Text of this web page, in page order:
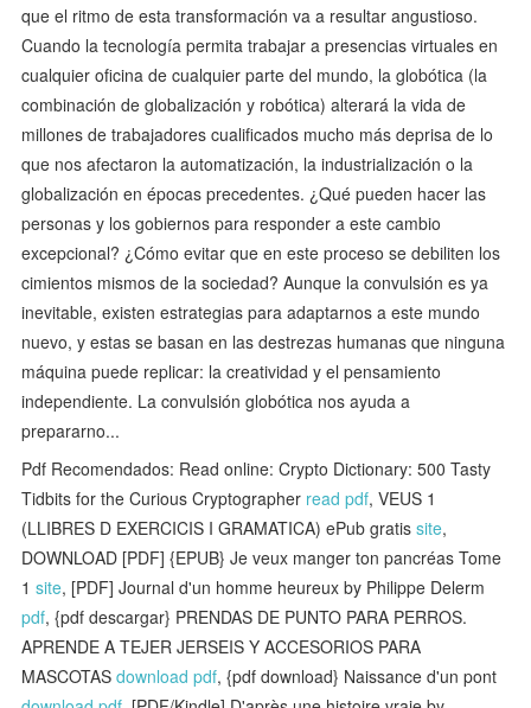
que el ritmo de esta transformación va a resultar angustioso.
Cuando la tecnología permita trabajar a presencias virtuales en
cualquier oficina de cualquier parte del mundo, la globótica (la
combinación de globalización y robótica) alterará la vida de
millones de trabajadores cualificados mucho más deprisa de lo
que nos afectaron la automatización, la industrialización o la
globalización en épocas precedentes. ¿Qué pueden hacer las
personas y los gobiernos para responder a este cambio
excepcional? ¿Cómo evitar que en este proceso se debiliten los
cimientos mismos de la sociedad? Aunque la convulsión es ya
inevitable, existen estrategias para adaptarnos a este mundo
nuevo, y estas se basan en las destrezas humanas que ninguna
máquina puede replicar: la creatividad y el pensamiento
independiente. La convulsión globótica nos ayuda a
prepararno...
Pdf Recomendados: Read online: Crypto Dictionary: 500 Tasty
Tidbits for the Curious Cryptographer read pdf, VEUS 1
(LLIBRES D EXERCICIS I GRAMATICA) ePub gratissite,
DOWNLOAD [PDF] {EPUB} Je veux manger ton pancréas Tome
1site, [PDF] Journal d'un homme heureux by Philippe Delerm
pdf, {pdf descargar} PRENDAS DE PUNTO PARA PERROS.
APRENDE A TEJER JERSEIS Y ACCESORIOS PARA
MASCOTASdownload pdf, {pdf download} Naissance d'un pont